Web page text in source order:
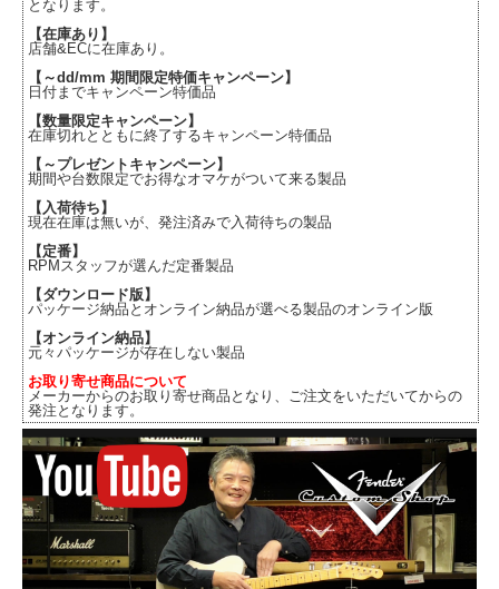
となります。
【在庫あり】
店舗&ECに在庫あり。
【～dd/mm 期間限定特価キャンペーン】
日付までキャンペーン特価品
【数量限定キャンペーン】
在庫切れとともに終了するキャンペーン特価品
【～プレゼントキャンペーン】
期間や台数限定でお得なオマケがついて来る製品
【入荷待ち】
現在在庫は無いが、発注済みで入荷待ちの製品
【定番】
RPMスタッフが選んだ定番製品
【ダウンロード版】
パッケージ納品とオンライン納品が選べる製品のオンライン版
【オンライン納品】
元々パッケージが存在しない製品
お取り寄せ商品について
メーカーからのお取り寄せ商品となり、ご注文をいただいてからの
発注となります。